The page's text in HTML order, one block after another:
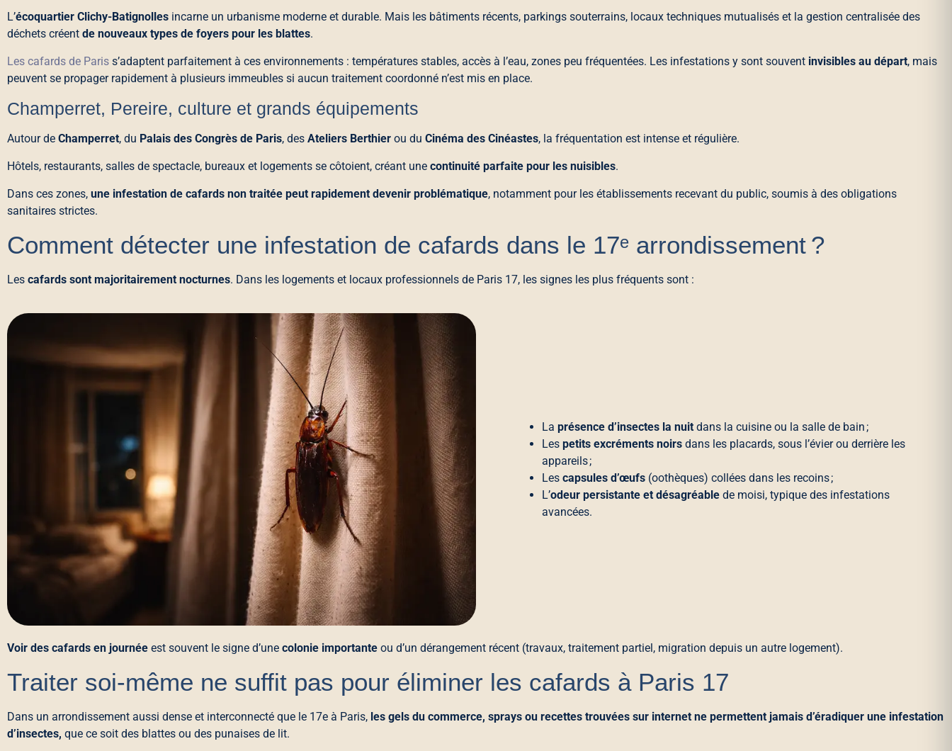
L’écoquartier Clichy-Batignolles incarne un urbanisme moderne et durable. Mais les bâtiments récents, parkings souterrains, locaux techniques mutualisés et la gestion centralisée des
déchets créent de nouveaux types de foyers pour les blattes.
Les cafards de Paris s’adaptent parfaitement à ces environnements : températures stables, accès à l’eau, zones peu fréquentées. Les infestations y sont souvent invisibles au départ, mais
peuvent se propager rapidement à plusieurs immeubles si aucun traitement coordonné n’est mis en place.
Champerret, Pereire, culture et grands équipements
Autour de Champerret, du Palais des Congrès de Paris, des Ateliers Berthier ou du Cinéma des Cinéastes, la fréquentation est intense et régulière.
Hôtels, restaurants, salles de spectacle, bureaux et logements se côtoient, créant une continuité parfaite pour les nuisibles.
Dans ces zones, une infestation de cafards non traitée peut rapidement devenir problématique, notamment pour les établissements recevant du public, soumis à des obligations
sanitaires strictes.
Comment détecter une infestation de cafards dans le 17ᵉ arrondissement ?
Les cafards sont majoritairement nocturnes. Dans les logements et locaux professionnels de Paris 17, les signes les plus fréquents sont :
La présence d’insectes la nuit dans la cuisine ou la salle de bain ;
Les petits excréments noirsdans les placards, sous l’évier ou derrière les
appareils ;
Les capsules d’œufs (oothèques) collées dans les recoins ;
L’odeur persistante et désagréablede moisi, typique des infestations
avancées.
Voir des cafards en journée est souvent le signe d’une colonie importante ou d’un dérangement récent (travaux, traitement partiel, migration depuis un autre logement).
Traiter soi-même ne suffit pas pour éliminer les cafards à Paris 17
Dans un arrondissement aussi dense et interconnecté que le 17e à Paris, les gels du commerce, sprays ou recettes trouvées sur internet ne permettent jamais d’éradiquer une infestation
d’insectes, que ce soit des blattes ou des punaises de lit.